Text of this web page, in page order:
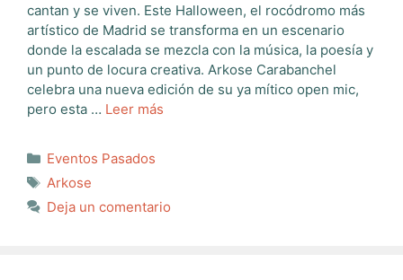
cantan y se viven. Este Halloween, el rocódromo más
artístico de Madrid se transforma en un escenario
donde la escalada se mezcla con la música, la poesía y
un punto de locura creativa. Arkose Carabanchel
celebra una nueva edición de su ya mítico open mic,
pero esta … Leer más
Categorías
Eventos Pasados
Etiquetas
Arkose
Deja un comentario